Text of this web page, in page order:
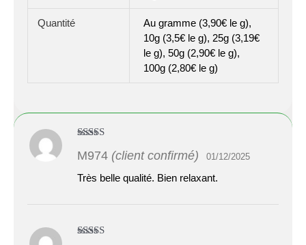
Quantité
Au gramme (3,90€ le g),
10g (3,5€ le g), 25g (3,19€
le g), 50g (2,90€ le g),
100g (2,80€ le g)
M974 (client confirmé) 01/12/2025
Très belle qualité. Bien relaxant.